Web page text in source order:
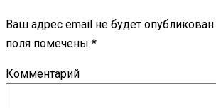
Ваш адрес email не будет опубликован.
поля помечены *
Комментарий